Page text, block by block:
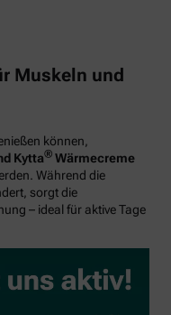
Muskeln und
können,
Kytta® Wärmecreme
Während die
sorgt die
– ideal für aktive Tage